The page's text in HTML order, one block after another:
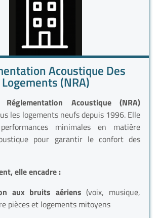
Acoustique Des
Logements (NRA)
Réglementation Acoustique (NRA)
les logements neufs depuis 1996. Elle
minimales en matière
pour garantir le confort des
elle encadre :
aux bruits aériens (voix, musique,
pièces et logements mitoyens